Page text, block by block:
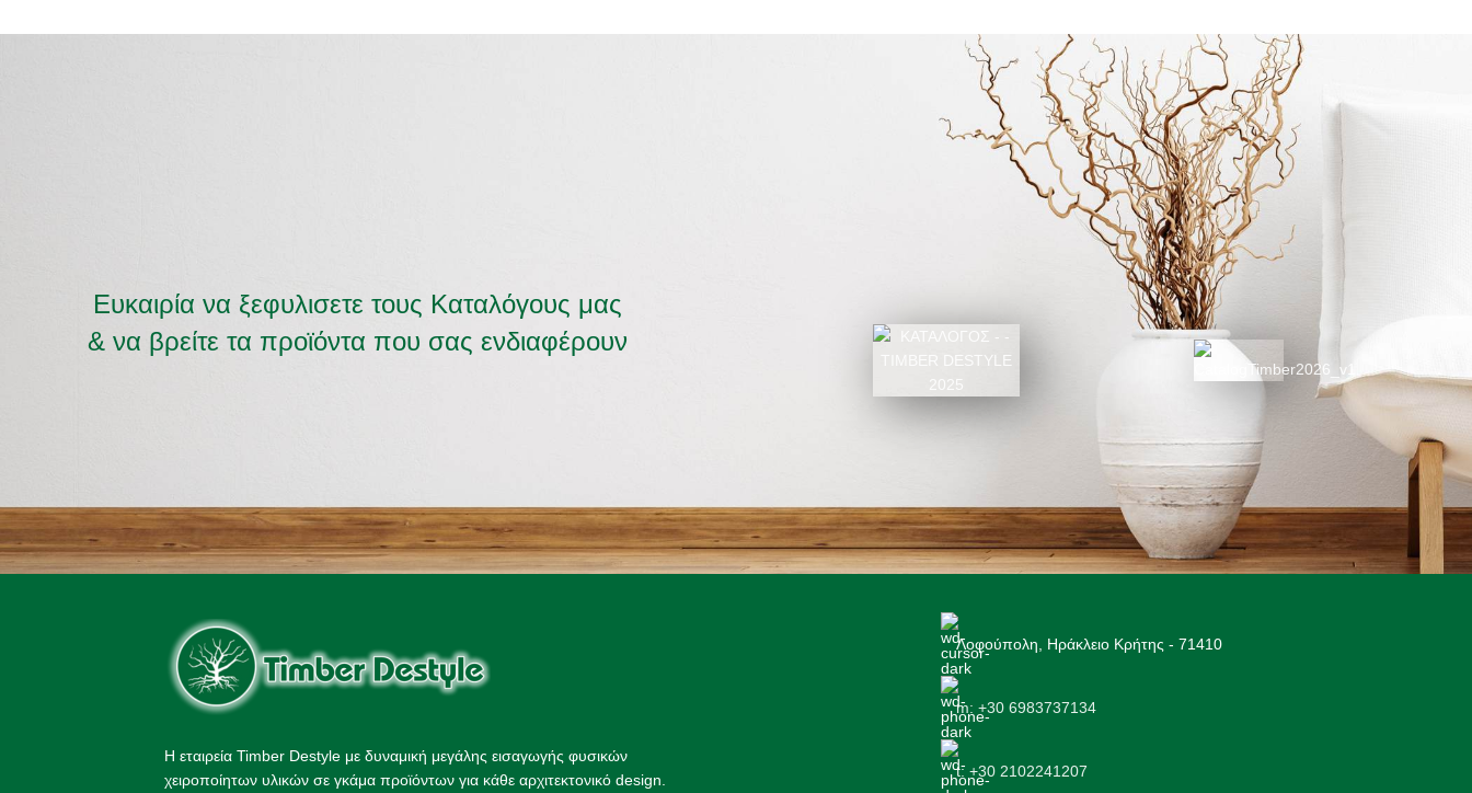
Ευκαιρία να ξεφυλισετε τους Καταλόγους μας
& να βρείτε τα προϊόντα που σας ενδιαφέρουν
Η εταιρεία Timber Destyle με δυναμική μεγάλης εισαγωγής φυσικών
χειροποίητων υλικών σε γκάμα προϊόντων για κάθε αρχιτεκτονικό design.
Λοφούπολη, Ηράκλειο Κρήτης - 71410
m: +30 6983737134
t: +30 2102241207